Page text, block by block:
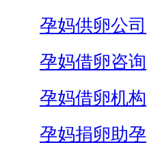
孕妈供卵公司
孕妈借卵咨询
孕妈借卵机构
孕妈捐卵助孕